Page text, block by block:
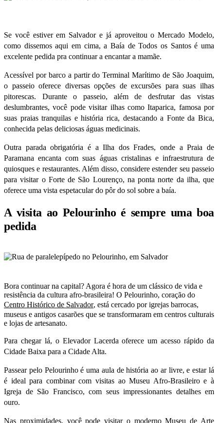
Se você estiver em Salvador e já aproveitou o Mercado Modelo,
como dissemos aqui em cima, a Baía de Todos os Santos é uma
excelente pedida pra continuar a encantar a mamãe.
Acessível por barco a partir do Terminal Marítimo de São Joaquim,
o passeio oferece diversas opções de excursões para suas ilhas
pitorescas. Durante o passeio, além de desfrutar das vistas
deslumbrantes, você pode visitar ilhas como Itaparica, famosa por
suas praias tranquilas e história rica, destacando a Fonte da Bica,
conhecida pelas deliciosas águas medicinais.
Outra parada obrigatória é a Ilha dos Frades, onde a Praia de
Paramana encanta com suas águas cristalinas e infraestrutura de
quiosques e restaurantes. Além disso, considere estender seu passeio
para visitar o Forte de São Lourenço, na ponta norte da ilha, que
oferece uma vista espetacular do pôr do sol sobre a baía.
A visita ao Pelourinho é sempre uma boa
pedida
Bora continuar na capital? Agora é hora de um clássico de vida e
resistência da cultura afro-brasileira! O Pelourinho, coração do
Centro Histórico de Salvador, está cercado por igrejas barrocas,
museus e antigos casarões que se transformaram em centros culturais
e lojas de artesanato.
Para chegar lá, o Elevador Lacerda oferece um acesso rápido da
Cidade Baixa para a Cidade Alta.
Passear pelo Pelourinho é uma aula de história ao ar livre, e estar lá
é ideal para combinar com visitas ao Museu Afro-Brasileiro e à
Igreja de São Francisco, com seus impressionantes detalhes em
ouro.
Nas proximidades, você pode visitar o moderno Museu de Arte